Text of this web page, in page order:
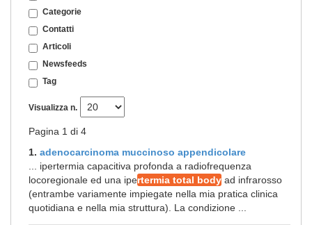
Categorie
Contatti
Articoli
Newsfeeds
Tag
Visualizza n.
Pagina 1 di 4
1. adenocarcinoma muccinoso appendicolare
... ipertermia capacitiva profonda a radiofrequenza
locoregionale ed una ipertermia total body ad infrarosso
(entrambe variamente impiegate nella mia pratica clinica
quotidiana e nella mia struttura). La condizione ...